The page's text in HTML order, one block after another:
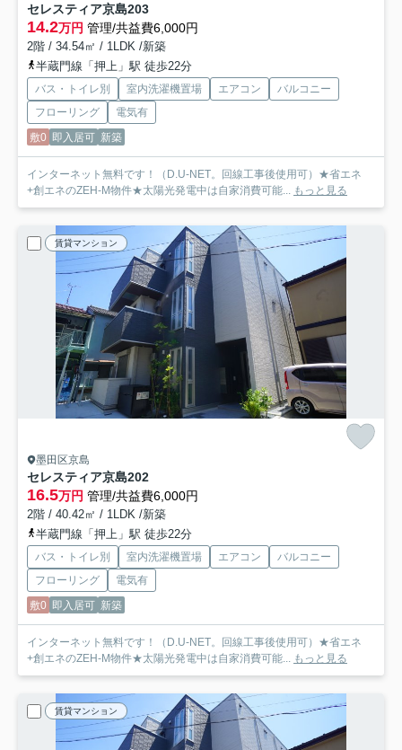
セレスティア京島203
14.2万円 管理/共益費6,000円
2階 / 34.54㎡ / 1LDK /新築
半蔵門線「押上」駅 徒歩22分
バス・トイレ別 室内洗濯機置場 エアコン
バルコニー
フローリング
電気有
敷0 即入居可 新築
インターネット無料です！（D.U-NET。回線工事後使用可）★省エネ
+創エネのZEH-M物件★太陽光発電中は自家消費可能... もっと見る
賃貸マンション
墨田区京島
セレスティア京島202
16.5万円 管理/共益費6,000円
2階 / 40.42㎡ / 1LDK /新築
半蔵門線「押上」駅 徒歩22分
バス・トイレ別 室内洗濯機置場 エアコン
バルコニー
フローリング
電気有
敷0 即入居可 新築
インターネット無料です！（D.U-NET。回線工事後使用可）★省エネ
+創エネのZEH-M物件★太陽光発電中は自家消費可能... もっと見る
賃貸マンション